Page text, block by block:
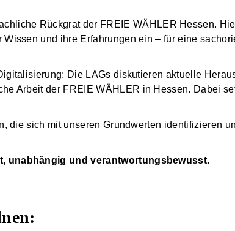
Rückgrat der FREIE WÄHLER Hessen.
und ihre Erfahrungen ein – für eine
Die LAGs diskutieren aktuelle
Arbeit der FREIE WÄHLER in Hessen. Dabei
die sich mit unseren Grundwerten identifizieren
unabhängig und verantwortungsbewusst.